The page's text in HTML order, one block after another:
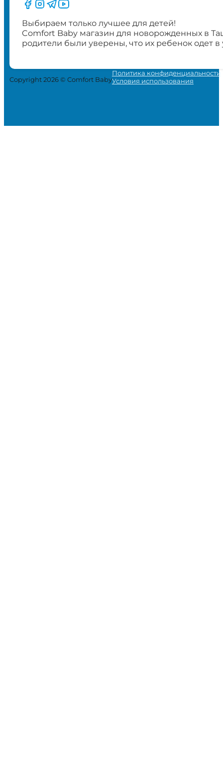
Следите за нами на Facebook
Следите за нами в Instagram
Следите за нами в Telegram
Следите за нами в YouTube
Выбираем только лучшее для детей!
Comfort Baby магазин для новорожденных в
родители были уверены, что их ребенок одет
Copyright 2026 © Comfort Baby
Политика конфиденциальности
Условия использования